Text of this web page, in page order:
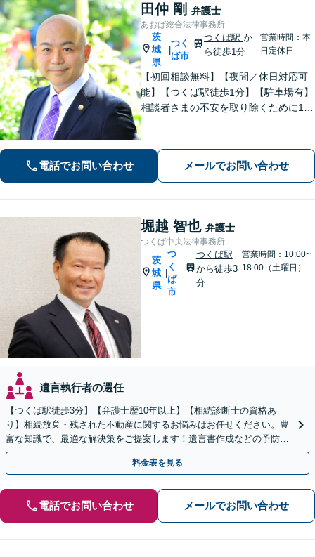
田仲 剛 弁護士
あおば総合法律事務所
茨
城
県
つく
ば市
つくば駅か
ら徒歩1分
営業時間：本
日定休日
【初回相談無料】【夜間／休日対応可
能】【つくば駅徒歩1分】【駐車場有】
相談者さまの不安を取り除くために1件
することを心がけています。まずはお
気軽にお問い合わせください。
電話でお問い合わせ メールでお問い合わせ
堀越 智也 弁護士
つくば中央法律事務所
茨
城
県
つ
く
ば
市
つくば駅
から徒歩3
分
営業時間：10:00~
18:00（土曜日）
遺言執行者の選任
【つくば駅徒歩3分】【弁護士歴10年以上】【相続診断士の資格あ
り】相続放棄・残された不動産に関するお悩みはお任せください。豊
富な知識で、最適な解決策をご提案します！遺言書作成などの予防策
にも対応可能です【夜間・休日の相談可能】
料金表を見る
電話でお問い合わせ メールでお問い合わせ